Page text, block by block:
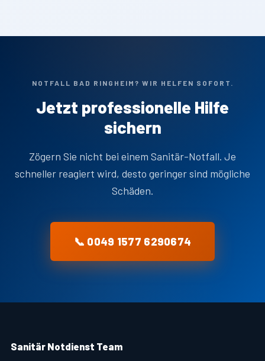
NOTFALL BAD RINGHEIM? WIR HELFEN SOFORT.
Jetzt professionelle Hilfe
sichern
Zögern Sie nicht bei einem Sanitär-Notfall. Je
schneller reagiert wird, desto geringer sind mögliche
Schäden.
📞 0049 1577 6290674
Sanitär Notdienst Team